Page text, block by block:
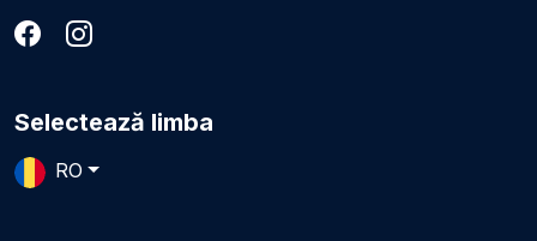
Selectează limba
RO